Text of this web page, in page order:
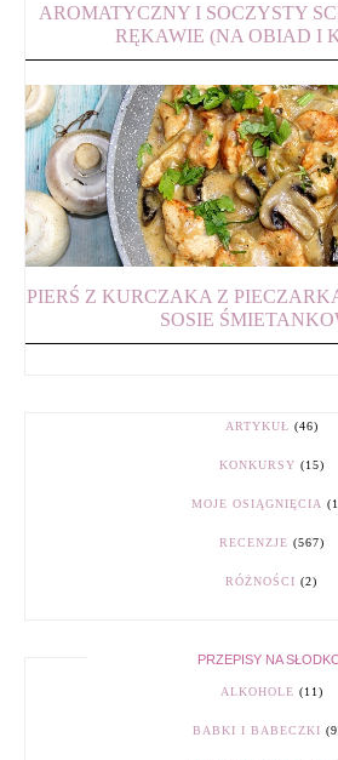
AROMATYCZNY I SOCZYSTY
RĘKAWIE (NA OBIAD I
PIERŚ Z KURCZAKA Z
SOSIE
ARTYKUŁ (46)
KONKURSY (15)
MOJE OSIĄGNIĘCIA
RECENZJE (567)
RÓŻNOŚCI (2)
PRZEPISY NA
ALKOHOLE (11)
BABKI I BABECZKI